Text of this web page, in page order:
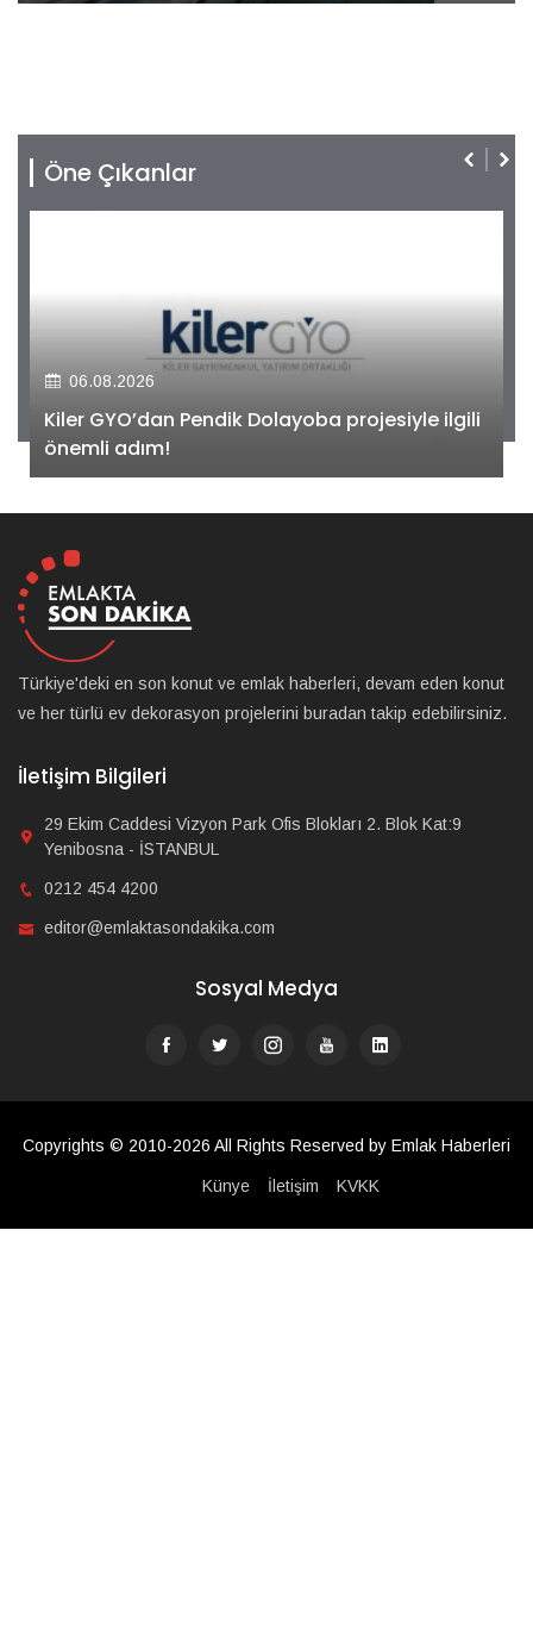
Öne Çıkanlar
06.08.2026
Kiler GYO’dan Pendik Dolayoba projesiyle ilgili
önemli adım!
Türkiye'deki en son konut ve emlak haberleri, devam eden konut
ve her türlü ev dekorasyon projelerini buradan takip edebilirsiniz.
İletişim Bilgileri
29 Ekim Caddesi Vizyon Park Ofis Blokları 2. Blok Kat:9
Yenibosna - İSTANBUL
0212 454 4200
editor@emlaktasondakika.com
Sosyal Medya
Copyrights © 2010-2026 All Rights Reserved by Emlak Haberleri
Künye İletişim KVKK